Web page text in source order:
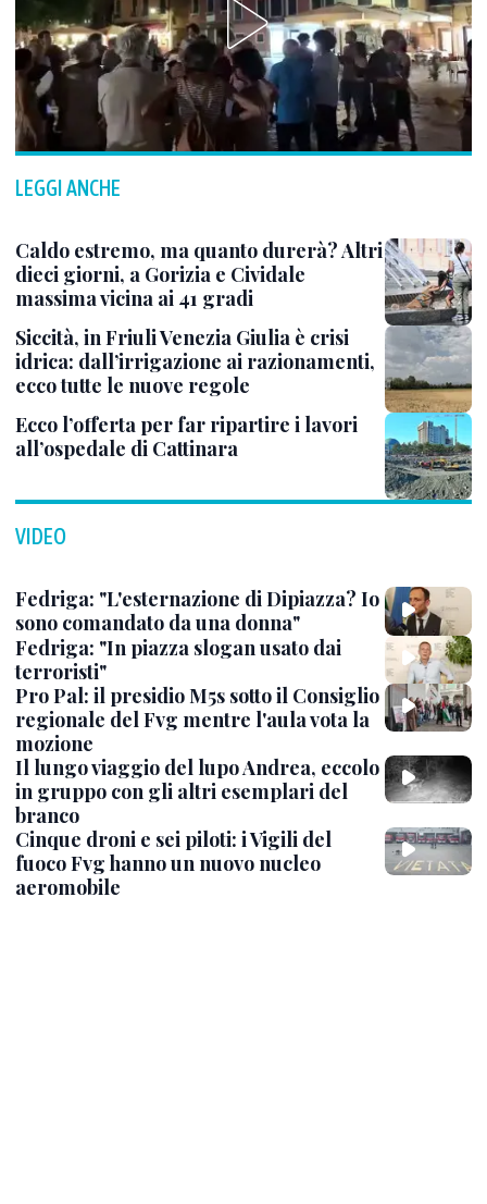
LEGGI ANCHE
Caldo estremo, ma quanto durerà? Altri
dieci giorni, a Gorizia e Cividale
massima vicina ai 41 gradi
Siccità, in Friuli Venezia Giulia è crisi
idrica: dall’irrigazione ai razionamenti,
ecco tutte le nuove regole
Ecco l’offerta per far ripartire i lavori
all’ospedale di Cattinara
VIDEO
Fedriga: "L'esternazione di Dipiazza? Io
sono comandato da una donna"
Fedriga: "In piazza slogan usato dai
terroristi"
Pro Pal: il presidio M5s sotto il Consiglio
regionale del Fvg mentre l'aula vota la
mozione
Il lungo viaggio del lupo Andrea, eccolo
in gruppo con gli altri esemplari del
branco
Cinque droni e sei piloti: i Vigili del
fuoco Fvg hanno un nuovo nucleo
aeromobile